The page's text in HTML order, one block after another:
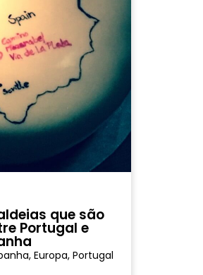
que são
Portugal e
,Europa,Portugal